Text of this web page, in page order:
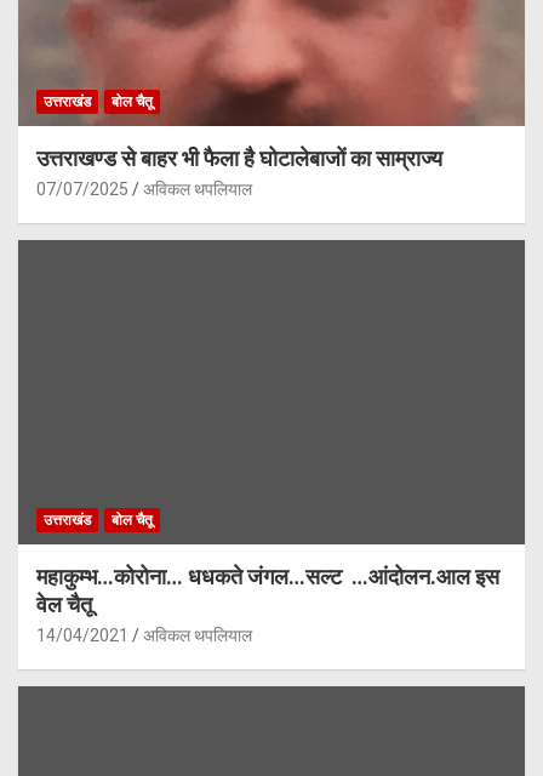
उत्तराखंड बोल चैतू
उत्तराखण्ड से बाहर भी फैला है घोटालेबाजों का साम्राज्य
07/07/2025 अविकल थपलियाल
उत्तराखंड बोल चैतू
महाकुम्भ…कोरोना… धधकते जंगल…सल्ट …आंदोलन.आल इस
वेल चैतू
14/04/2021 अविकल थपलियाल